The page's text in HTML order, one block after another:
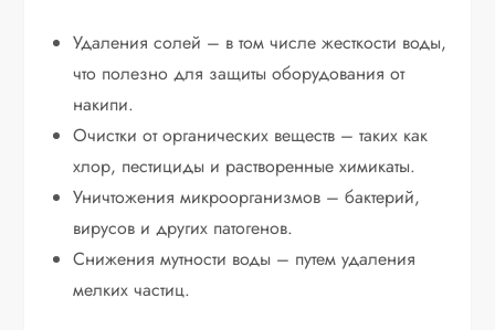
Удаления солей – в том числе жесткости воды,
что полезно для защиты оборудования от
накипи.
Очистки от органических веществ – таких как
хлор, пестициды и растворенные химикаты.
Уничтожения микроорганизмов – бактерий,
вирусов и других патогенов.
Снижения мутности воды – путем удаления
мелких частиц.